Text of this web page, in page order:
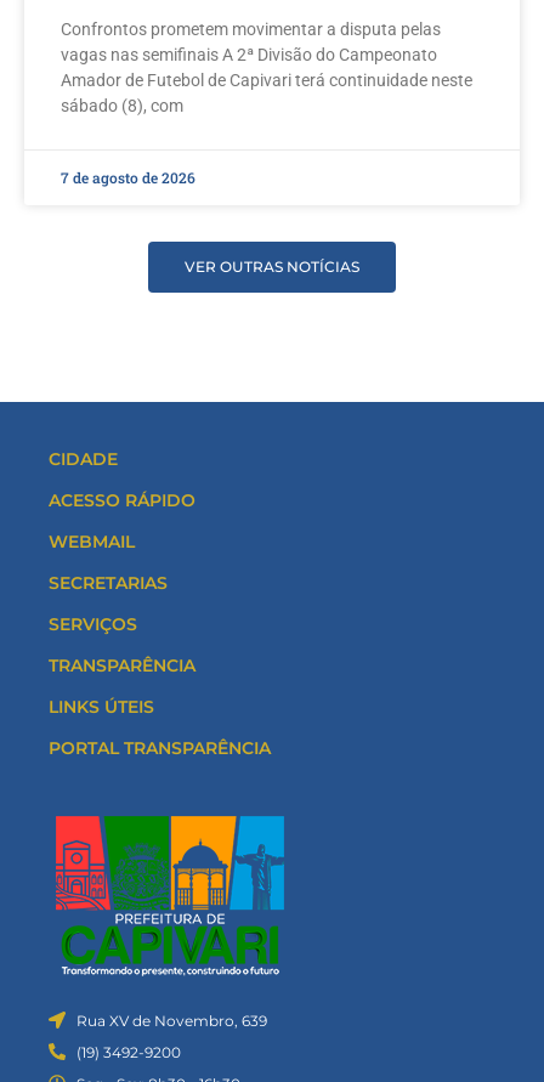
Confrontos prometem movimentar a disputa pelas
vagas nas semifinais A 2ª Divisão do Campeonato
Amador de Futebol de Capivari terá continuidade neste
sábado (8), com
7 de agosto de 2026
VER OUTRAS NOTÍCIAS
CIDADE
ACESSO RÁPIDO
WEBMAIL
SECRETARIAS
SERVIÇOS
TRANSPARÊNCIA
LINKS ÚTEIS
PORTAL TRANSPARÊNCIA
Rua XV de Novembro, 639
(19) 3492-9200